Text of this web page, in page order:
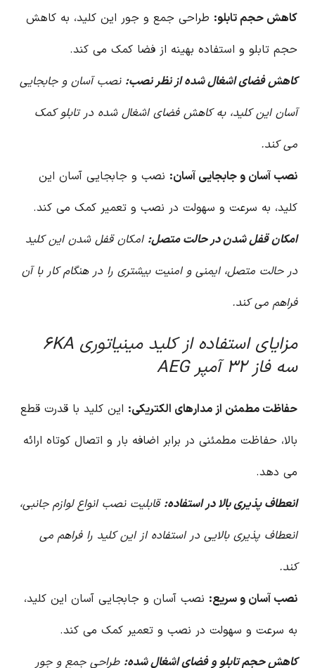
کاهش حجم تابلو: طراحی جمع و جور این کلید، به کاهش
حجم تابلو و استفاده بهینه از فضا کمک می کند.
کاهش فضای اشغال شده از نظر نصب: نصب آسان و جابجایی
آسان این کلید، به کاهش فضای اشغال شده در تابلو کمک
می کند.
نصب آسان و جابجایی آسان: نصب و جابجایی آسان این
کلید، به سرعت و سهولت در نصب و تعمیر کمک می کند.
امکان قفل شدن در حالت متصل: امکان قفل شدن این کلید
در حالت متصل، ایمنی و امنیت بیشتری را در هنگام کار با آن
فراهم می کند.
مزایای استفاده از کلید مینیاتوری ۶KA
سه فاز ۳۲ آمپر AEG
حفاظت مطمئن از مدارهای الکتریکی: این کلید با قدرت قطع
بالا، حفاظت مطمئنی در برابر اضافه بار و اتصال کوتاه ارائه
می دهد.
انعطاف پذیری بالا در استفاده: قابلیت نصب انواع لوازم جانبی،
انعطاف پذیری بالایی در استفاده از این کلید را فراهم می
کند.
نصب آسان و سریع: نصب آسان و جابجایی آسان این کلید،
به سرعت و سهولت در نصب و تعمیر کمک می کند.
کاهش حجم تابلو و فضای اشغال شده: طراحی جمع و جور